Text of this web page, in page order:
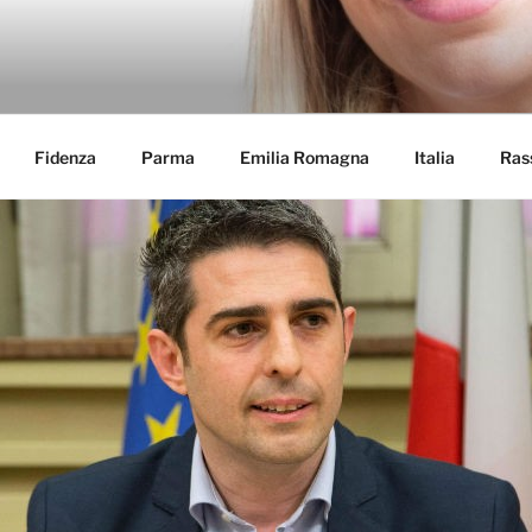
GAMBARINI
Fidenza Parma Emilia Romagna Italia